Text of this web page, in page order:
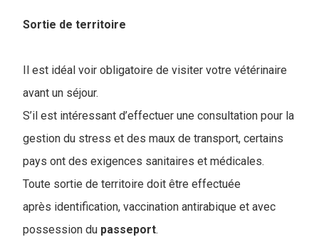
Sortie de territoire
Il est idéal voir obligatoire de visiter votre vétérinaire
avant un séjour.
S’il est intéressant d’effectuer une consultation pour la
gestion du stress et des maux de transport, certains
pays ont des exigences sanitaires et médicales.
Toute sortie de territoire doit être effectuée
après identification, vaccination antirabique et avec
possession du passeport.